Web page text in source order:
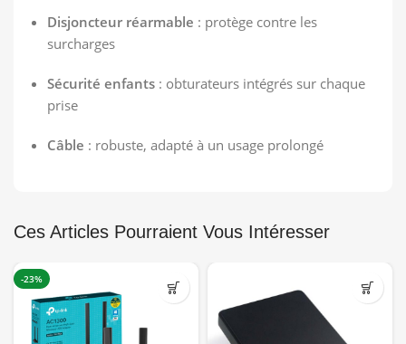
Disjoncteur réarmable : protège contre les
surcharges
Sécurité enfants : obturateurs intégrés sur chaque
prise
Câble : robuste, adapté à un usage prolongé
Ces Articles Pourraient Vous Intéresser
-23%